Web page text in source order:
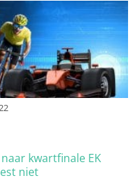
kwartfinale EK
niet